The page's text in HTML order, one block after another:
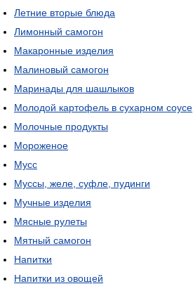
Летние вторые блюда
Лимонный самогон
Макаронные изделия
Малиновый самогон
Маринады для шашлыков
Молодой картофель в сухарном соусе
Молочные продукты
Мороженое
Мусс
Муссы, желе, суфле, пудинги
Мучные изделия
Мясные рулеты
Мятный самогон
Напитки
Напитки из овощей